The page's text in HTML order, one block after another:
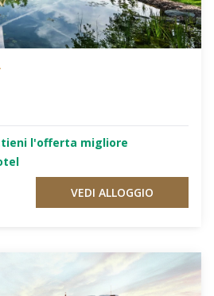
l'offerta migliore
VEDI ALLOGGIO